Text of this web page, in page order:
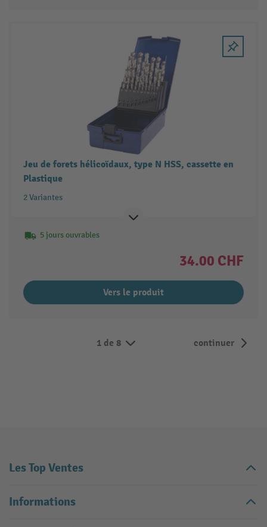
Jeu de forets hélicoïdaux, type N HSS, cassette en
Plastique
2 Variantes
5 jours ouvrables
34.00 CHF
Vers le produit
1 de 8 continuer
Les Top Ventes
Informations